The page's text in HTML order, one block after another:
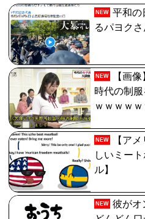
【FGO】金時といい勝負。
んなの反応まとめ
NEW 平和の
るパヨク
NEW
【画
時代の制
ｗｗｗｗ
NEW
【ア
しいミー
ル】
NEW 彼がオ